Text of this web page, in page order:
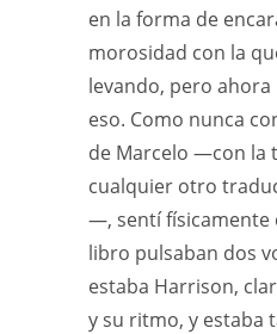
en la forma de
morosidad con la
levando, pero
eso. Como nunca
de Marcelo —con la
cualquier otro
—, sentí físicamente
libro pulsaban dos
estaba Harrison,
y su ritmo, y estaba